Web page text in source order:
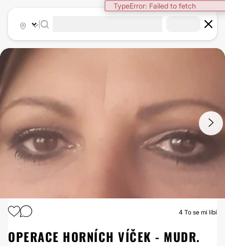
TypeError: Failed to fetch
OPERACE HORNÍCH VÍČEK
4 To se mi líbí
OPERACE HORNÍCH VÍČEK - MUDR.